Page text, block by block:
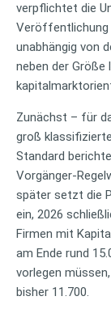
verpflichtet die
Veröffentlichung
unabhängig von
neben der Größe
Zunächst – für
groß
Standard
Vorgänger-
später setzt die
ein, 2026
Firmen mit
am Ende rund
vorlegen
bisher 11.700.